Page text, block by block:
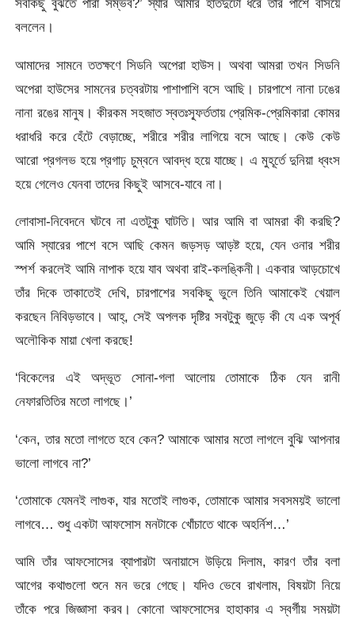
সবকিছু বুঝতে পারা সম্ভব?’ স্যার আমার হাতদুটো ধরে তাঁর পাশে বসিয়ে
বললেন।
আমাদের সামনে ততক্ষণে সিডনি অপেরা হাউস। অথবা আমরা তখন সিডনি
অপেরা হাউসের সামনের চত্বরটায় পাশাপাশি বসে আছি। চারপাশে নানা ঢঙের
নানা রঙের মানুষ। কীরকম সহজাত স্বতঃস্ফূর্ততায় প্রেমিক-প্রেমিকারা কোমর
ধরাধরি করে হেঁটে বেড়াচ্ছে, শরীরে শরীর লাগিয়ে বসে আছে। কেউ কেউ
আরো প্রগলভ হয়ে প্রগাঢ় চুম্বনে আবদ্ধ হয়ে যাচ্ছে। এ মুহূর্তে দুনিয়া ধ্বংস
হয়ে গেলেও যেনবা তাদের কিছুই আসবে-যাবে না।
লোবাসা-নিবেদনে ঘটবে না এতটুকু ঘাটতি। আর আমি বা আমরা কী করছি?
আমি স্যারের পাশে বসে আছি কেমন জড়সড় আড়ষ্ট হয়ে, যেন ওনার শরীর
স্পর্শ করলেই আমি নাপাক হয়ে যাব অথবা রাই-কলঙ্কিনী। একবার আড়চোখে
তাঁর দিকে তাকাতেই দেখি, চারপাশের সবকিছু ভুলে তিনি আমাকেই খেয়াল
করছেন নিবিড়ভাবে। আহ্, সেই অপলক দৃষ্টির সবটুকু জুড়ে কী যে এক অপূর্ব
অলৌকিক মায়া খেলা করছে!
‘বিকেলের এই অদ্ভূত সোনা-গলা আলোয় তোমাকে ঠিক যেন রানী
নেফারতিতির মতো লাগছে।’
‘কেন, তার মতো লাগতে হবে কেন? আমাকে আমার মতো লাগলে বুঝি আপনার
ভালো লাগবে না?’
‘তোমাকে যেমনই লাগুক, যার মতোই লাগুক, তোমাকে আমার সবসময়ই ভালো
লাগবে… শুধু একটা আফসোস মনটাকে খোঁচাতে থাকে অহর্নিশ…’
আমি তাঁর আফসোসের ব্যাপারটা অনায়াসে উড়িয়ে দিলাম, কারণ তাঁর বলা
আগের কথাগুলো শুনে মন ভরে গেছে। যদিও ভেবে রাখলাম, বিষয়টা নিয়ে
তাঁকে পরে জিজ্ঞাসা করব। কোনো আফসোসের হাহাকার এ স্বর্গীয় সময়টা